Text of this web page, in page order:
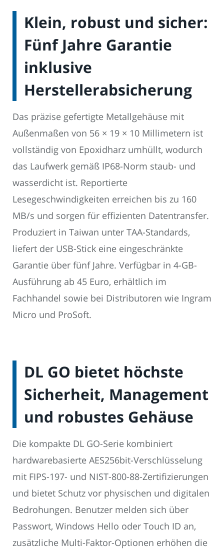
Klein, robust und sicher:
Fünf Jahre Garantie
inklusive
Herstellerabsicherung
Das präzise gefertigte Metallgehäuse mit
Außenmaßen von 56 × 19 × 10 Millimetern ist
vollständig von Epoxidharz umhüllt, wodurch
das Laufwerk gemäß IP68-Norm staub- und
wasserdicht ist. Reportierte
Lesegeschwindigkeiten erreichen bis zu 160
MB/s und sorgen für effizienten Datentransfer.
Produziert in Taiwan unter TAA-Standards,
liefert der USB-Stick eine eingeschränkte
Garantie über fünf Jahre. Verfügbar in 4-GB-
Ausführung ab 45 Euro, erhältlich im
Fachhandel sowie bei Distributoren wie Ingram
Micro und ProSoft.
DL GO bietet höchste
Sicherheit, Management
und robustes Gehäuse
Die kompakte DL GO-Serie kombiniert
hardwarebasierte AES256bit-Verschlüsselung
mit FIPS-197- und NIST-800-88-Zertifizierungen
und bietet Schutz vor physischen und digitalen
Bedrohungen. Benutzer melden sich über
Passwort, Windows Hello oder Touch ID an,
zusätzliche Multi-Faktor-Optionen erhöhen die